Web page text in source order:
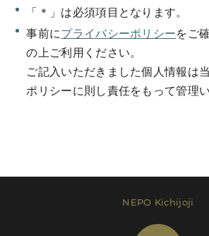
Send Message
Send Message
「＊」は必須項目となります。
事前にプライバシーポリシーをご
の上ご利用ください。
ご記入いただきました個人情報は
ポリシーに則し責任をもって管理い
NEPO Kichijoji